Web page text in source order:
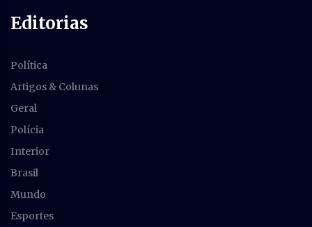
Editorias
Política
Artigos & Colunas
Geral
Polícia
Interior
Brasil
Mundo
Esportes